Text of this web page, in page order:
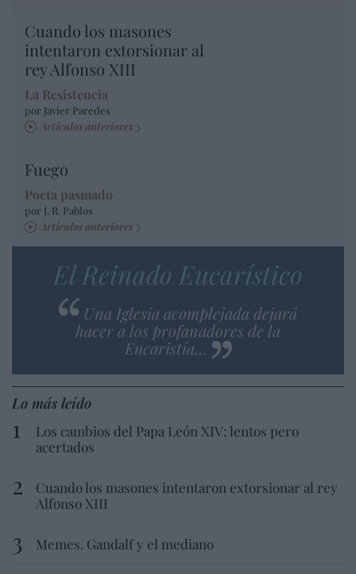
Cuando los masones
intentaron extorsionar al
rey Alfonso XIII
La Resistencia
por Javier Paredes
Artículos anteriores
Fuego
Poeta pasmado
por J. R. Pablos
Artículos anteriores
El Reinado Eucarístico
Una Iglesia acomplejada dejará
hacer a los profanadores de la
Eucaristía…
Lo más leído
Los cambios del Papa León XIV: lentos pero
acertados
Cuando los masones intentaron extorsionar al rey
Alfonso XIII
Memes. Gandalf y el mediano